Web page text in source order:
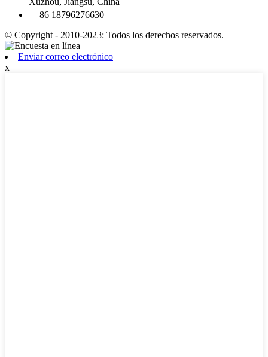
86 18796276630
© Copyright - 2010-2023: Todos los derechos reservados.
Enviar correo electrónico
x